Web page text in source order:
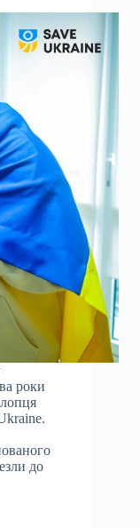
роки
до